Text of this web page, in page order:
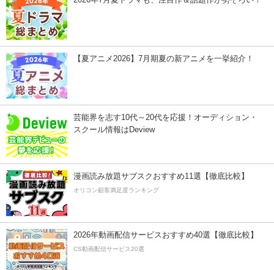
【夏アニメ2026】7月期夏の新アニメを一挙紹介！
芸能界を志す10代～20代を応援！オーディション・
スクール情報はDeview
漫画読み放題サブスクおすすめ11選【徹底比較】
オリコン顧客満足度ランキング
2026年動画配信サービスおすすめ40選【徹底比較】
CS動画配信サービス20選